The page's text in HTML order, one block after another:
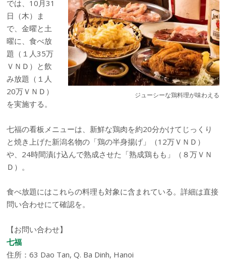
ジューシーな鶏料理が味わえる
では、10月31
日（木）ま
で、金曜と土
曜に、食べ放
題（１人35万
ＶＮＤ）と飲
み放題（１人
20万ＶＮＤ）
を実施する。
七福の看板メニューは、新鮮な鶏肉を約20分かけてじっくり
と焼き上げた新潟名物の「鶏の半身揚げ」（12万ＶＮＤ）
や、24時間漬け込んで熟成させた「熟成鶏もも」（８万ＶＮ
Ｄ）。
食べ放題にはこれらの料理も対象に含まれている。詳細は直接
問い合わせにて確認を。
【お問い合わせ】
七福
住所：63 Dao Tan, Q. Ba Dinh, Hanoi